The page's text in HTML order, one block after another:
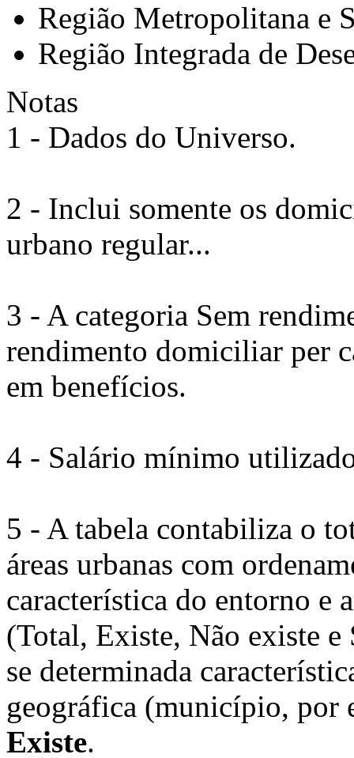
Região Metropolitana e
Região Integrada de
Notas
1 - Dados do Universo.
2 - Inclui somente os
urbano regular...
3 - A categoria Sem
rendimento domiciliar per
em benefícios.
4 - Salário mínimo
5 - A tabela contabiliza o
áreas urbanas com
característica do entorno e
(Total, Existe, Não existe e
se determinada
geográfica (município, por
Existe.